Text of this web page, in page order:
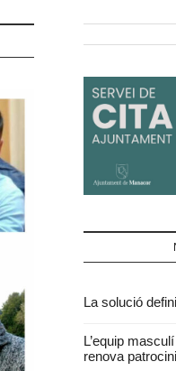
La solució
L’equip
renova